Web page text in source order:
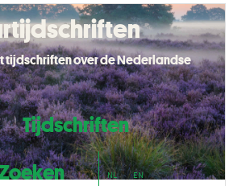
Tijdschriften
NL EN
tijdschriften over de Nederlandse